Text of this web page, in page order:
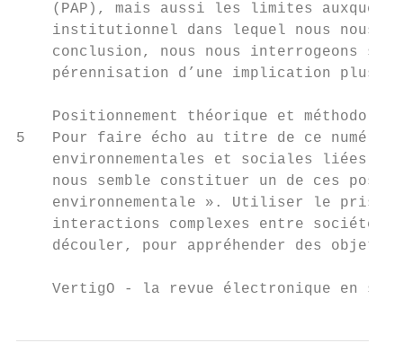
(PAP), mais aussi les limites
institutionnel dans lequel nous nous
conclusion, nous nous interrogeons
pérennisation d’une implication plus
Positionnement théorique et
5   Pour faire écho au titre de ce numéro
environnementales et sociales liées à
nous semble constituer un de ces
environnementale ». Utiliser le
interactions complexes entre sociétés
découler, pour appréhender des objets
VertigO - la revue électronique en